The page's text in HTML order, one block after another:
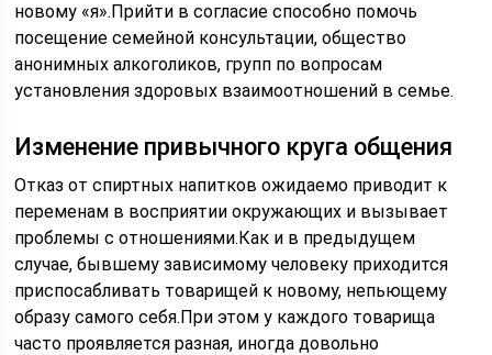
новому «я».Прийти в согласие способно помочь
посещение семейной консультации, общество
анонимных алкоголиков, групп по вопросам
установления здоровых взаимоотношений в семье.
Изменение привычного круга общения
Отказ от спиртных напитков ожидаемо приводит к
переменам в восприятии окружающих и вызывает
проблемы с отношениями.Как и в предыдущем
случае, бывшему зависимому человеку приходится
приспосабливать товарищей к новому, непьющему
образу самого себя.При этом у каждого товарища
часто проявляется разная, иногда довольно